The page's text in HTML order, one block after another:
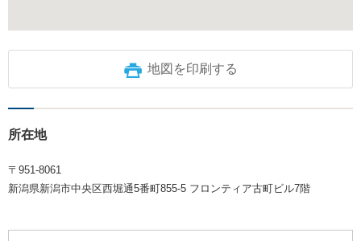
地図を印刷する
所在地
〒951-8061
新潟県新潟市中央区西堀通5番町855-5 フロンティア古町ビル7階